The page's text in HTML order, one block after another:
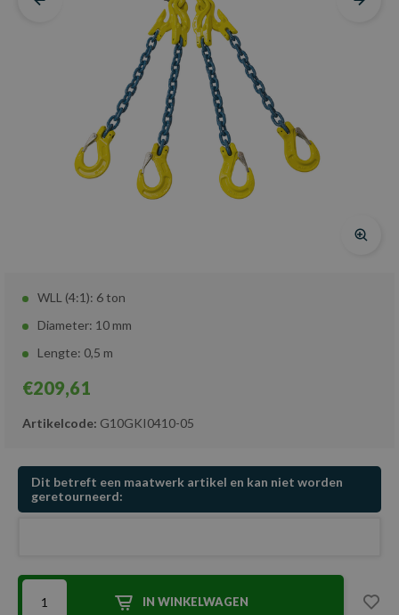
WLL (4:1): 6 ton
Diameter: 10 mm
Lengte: 0,5 m
€209,61
Artikelcode: G10GKI0410-05
Dit betreft een maatwerk artikel en kan niet worden
geretourneerd:
IN WINKELWAGEN